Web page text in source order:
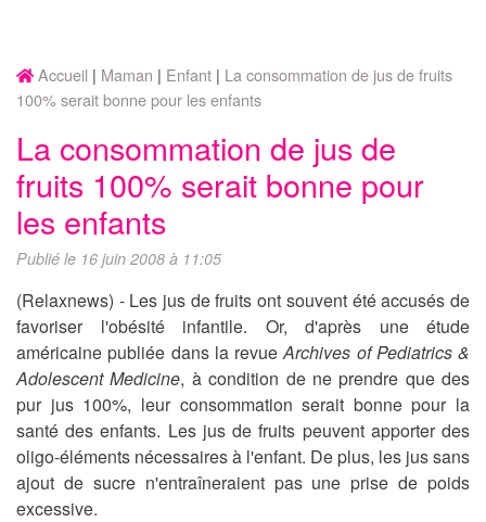
Accueil Maman Enfant
La consommation de jus de fruits
100% serait bonne pour les enfants
La consommation de jus de
fruits 100% serait bonne pour
les enfants
Publié le 16 juin 2008 à 11:05
(Relaxnews) - Les jus de fruits ont souvent été accusés de
favoriser l'obésité infantile. Or, d'après une étude
américaine publiée dans la revueArchives of Pediatrics &
Adolescent Medicine, à condition de ne prendre que des
pur jus 100%, leur consommation serait bonne pour la
santé des enfants. Les jus de fruits peuvent apporter des
oligo-éléments nécessaires à l'enfant. De plus, les jus sans
ajout de sucre n'entraîneraient pas une prise de poids
excessive.